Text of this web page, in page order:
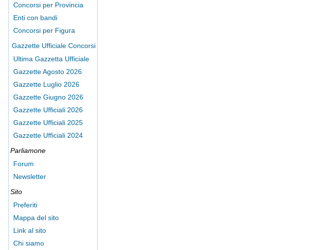
Concorsi per Provincia
Enti con bandi
Concorsi per Figura
Gazzette Ufficiale Concorsi
Ultima Gazzetta Ufficiale
Gazzette Agosto 2026
Gazzette Luglio 2026
Gazzette Giugno 2026
Gazzette Ufficiali 2026
Gazzette Ufficiali 2025
Gazzette Ufficiali 2024
Parliamone
Forum
Newsletter
Sito
Preferiti
Mappa del sito
Link al sito
Chi siamo